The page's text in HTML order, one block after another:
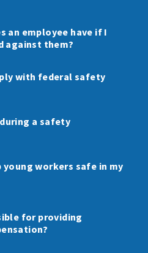
an employee have if I
against them?
with federal safety
a safety
young workers safe in my
for providing